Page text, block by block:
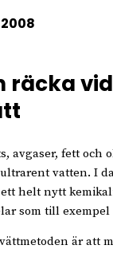
2008
räcka vid
avgaser, fett och
vatten. I
helt nytt
som till exempel
är att